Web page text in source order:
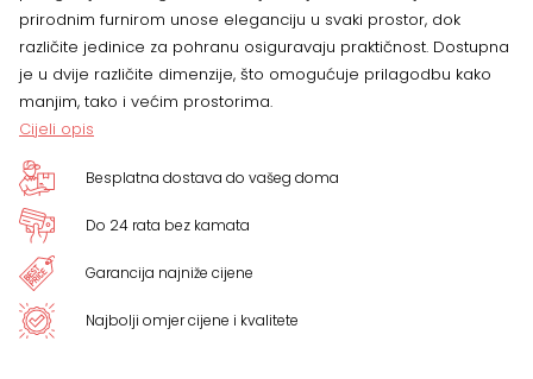
prirodnim furnirom unose eleganciju u svaki prostor, dok
različite jedinice za pohranu osiguravaju praktičnost. Dostupna
je u dvije različite dimenzije, što omogućuje prilagodbu kako
manjim, tako i većim prostorima.
Cijeli opis
Besplatna dostava do vašeg doma
Do 24 rata bez kamata
Garancija najniže cijene
Najbolji omjer cijene i kvalitete